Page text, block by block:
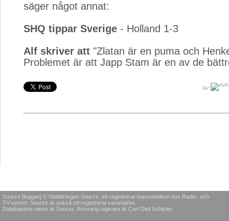
säger något annat:
SHQ tippar Sverige - Holland 1-3
Alf skriver att "Zlatan är en puma och
Problemet är att Japp Stam är en av de
AV
Sourze [loggan] © Nättidningen Sourze, ett registrerat massmedium hos Radio- och
TV-verket. Sourze är också ett registrerat varumärke.
Databasens namn är Sourze. Ansvarig utgivare är Carl Olof Schlyter.